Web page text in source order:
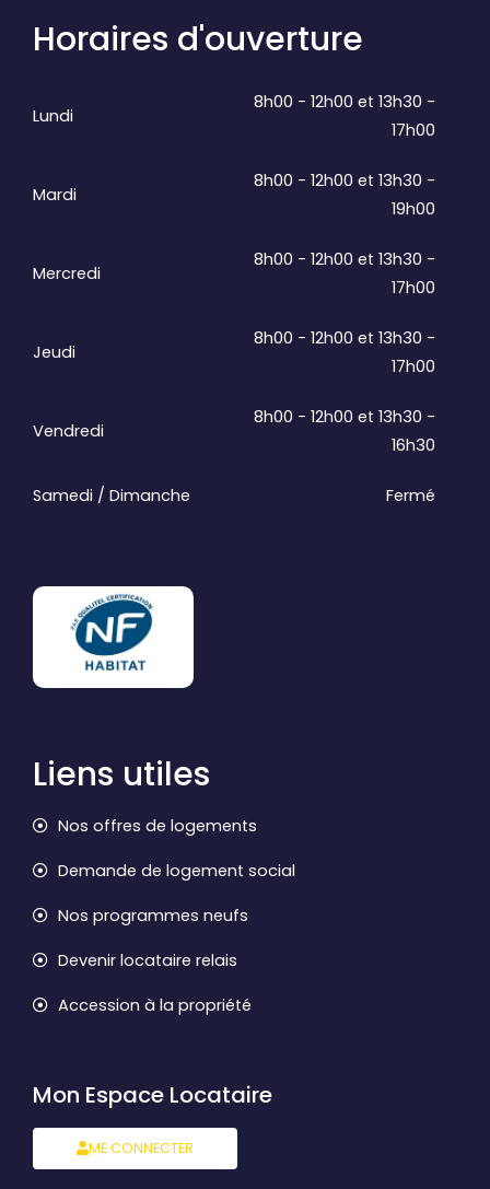
Horaires d'ouverture
Lundi
8h00 - 12h00 et 13h30 -
17h00
Mardi
8h00 - 12h00 et 13h30 -
19h00
Mercredi
8h00 - 12h00 et 13h30 -
17h00
Jeudi
8h00 - 12h00 et 13h30 -
17h00
Vendredi
8h00 - 12h00 et 13h30 -
16h30
Samedi / Dimanche Fermé
Liens utiles
Nos offres de logements
Demande de logement social
Nos programmes neufs
Devenir locataire relais
Accession à la propriété
Mon Espace Locataire
ME CONNECTER